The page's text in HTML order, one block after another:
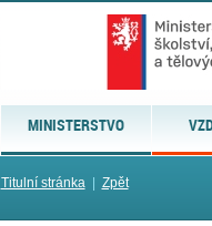
MINISTERSTVO
Titulní stránka| Zpět